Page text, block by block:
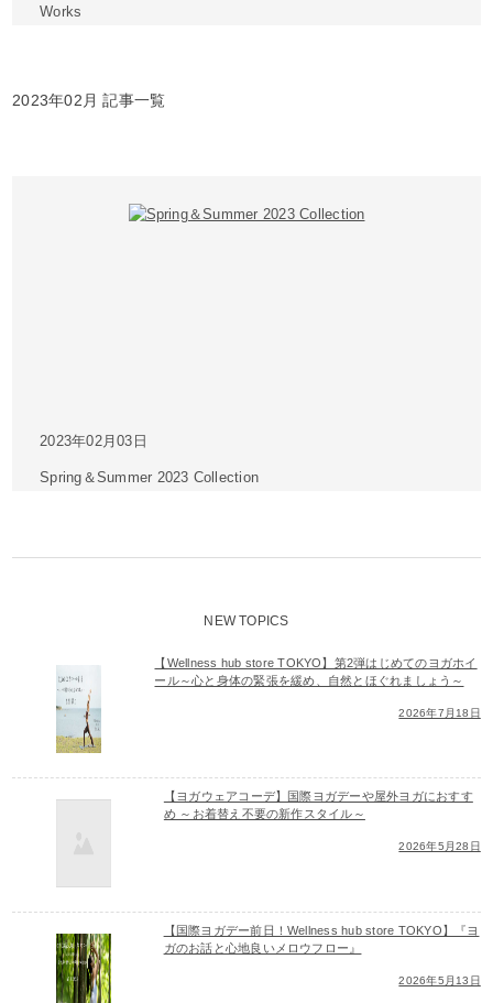
Works
2023年02月 記事一覧
2023年02月03日
Spring＆Summer 2023 Collection
NEW TOPICS
【Wellness hub store TOKYO】第2弾はじめてのヨガホイ
ール～心と身体の緊張を緩め、自然とほぐれましょう～
2026年7月18日
【ヨガウェアコーデ】国際ヨガデーや屋外ヨガにおすす
め ～お着替え不要の新作スタイル～
2026年5月28日
【国際ヨガデー前日！Wellness hub store TOKYO】『ヨ
ガのお話と心地良いメロウフロー』
2026年5月13日